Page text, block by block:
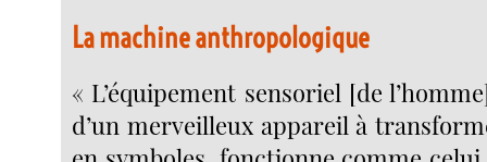
La machine anthropologique
« L’équipement sensoriel [de
d’un merveilleux appareil à